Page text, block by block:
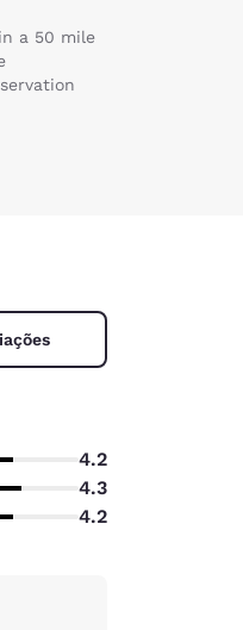
a 50 mile
4.2
4.3
4.2